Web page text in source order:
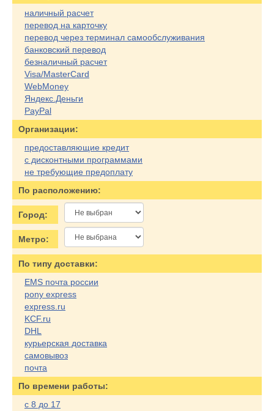
наличный расчет
перевод на карточку
перевод через терминал самообслуживания
банковский перевод
безналичный расчет
Visa/MasterCard
WebMoney
Яндекс.Деньги
PayPal
Организации:
предоставляющие кредит
с дисконтными программами
не требующие предоплату
По расположению:
Город:
Метро:
По типу доставки:
EMS почта россии
pony express
express.ru
KCF.ru
DHL
курьерская доставка
самовывоз
почта
По времени работы:
с 8 до 17